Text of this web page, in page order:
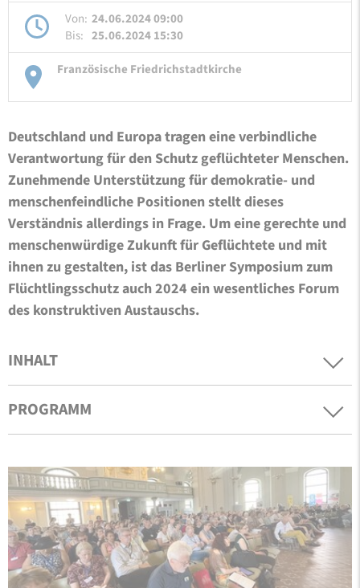
Von: 24.06.2024 09:00
Bis: 25.06.2024 15:30
Französische Friedrichstadtkirche
Deutschland und Europa tragen eine verbindliche
Verantwortung für den Schutz geflüchteter Menschen.
Zunehmende Unterstützung für demokratie- und
menschenfeindliche Positionen stellt dieses
Verständnis allerdings in Frage. Um eine gerechte und
menschenwürdige Zukunft für Geflüchtete und mit
ihnen zu gestalten, ist das Berliner Symposium zum
Flüchtlingsschutz auch 2024 ein wesentliches Forum
des konstruktiven Austauschs.
INHALT
PROGRAMM